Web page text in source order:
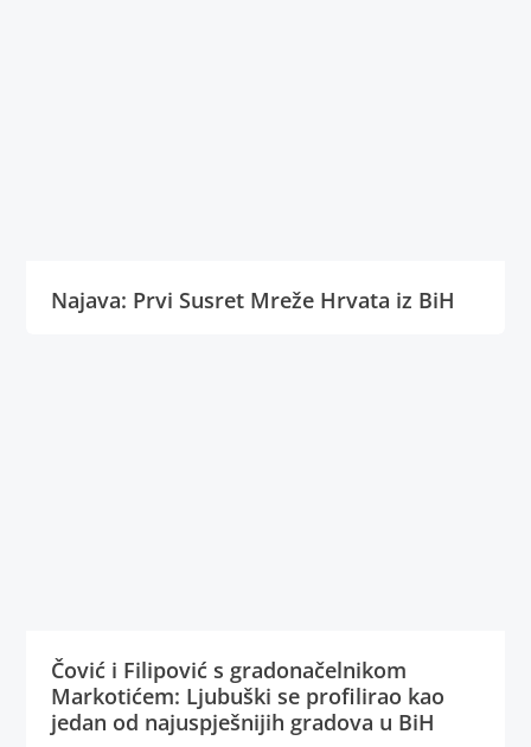
Najava: Prvi Susret Mreže Hrvata iz BiH
Čović i Filipović s gradonačelnikom
Markotićem: Ljubuški se profilirao kao
jedan od najuspješnijih gradova u BiH